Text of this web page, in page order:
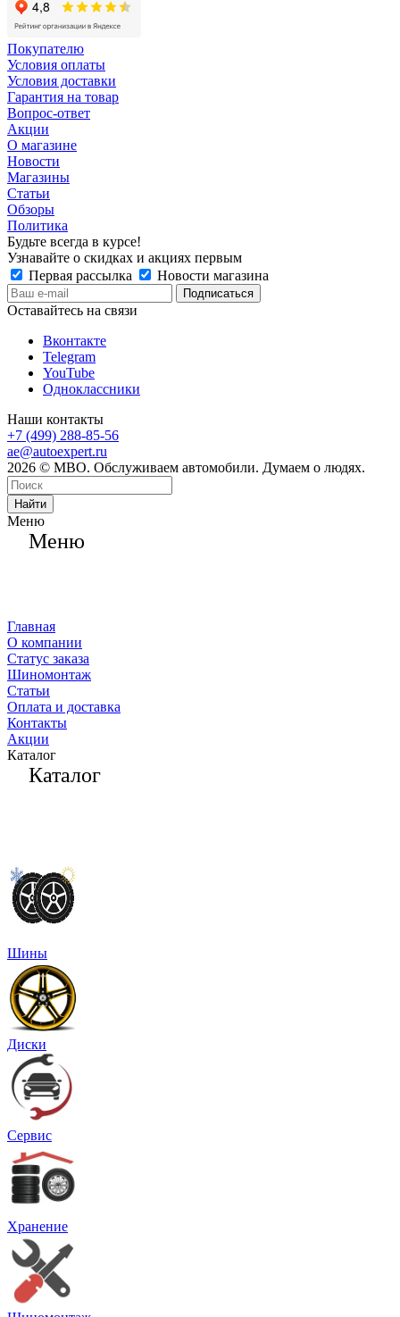
Покупателю
Условия оплаты
Условия доставки
Гарантия на товар
Вопрос-ответ
Акции
О магазине
Новости
Магазины
Статьи
Обзоры
Политика
Будьте всегда в курсе!
Узнавайте о скидках и акциях первым
Первая рассылка
Новости магазина
Оставайтесь на связи
Вконтакте
Telegram
YouTube
Одноклассники
Наши контакты
+7 (499) 288-85-56
ae@autoexpert.ru
2026 © МВО. Обслуживаем автомобили. Думаем о людях.
Найти
Меню
Меню
Главная
О компании
Статус заказа
Шиномонтаж
Статьи
Оплата и доставка
Контакты
Акции
Каталог
Каталог
Шины
Диски
Сервис
Хранение